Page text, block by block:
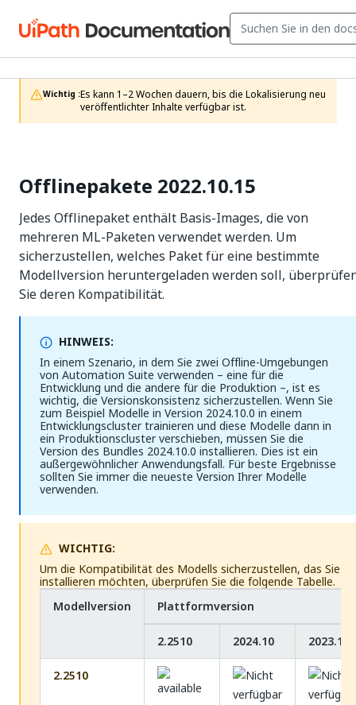
Wichtig :Es kann 1–2 Wochen dauern, bis die Lokalisierung neu
veröffentlichter Inhalte verfügbar ist.
Offlinepakete 2022.10.15
Jedes Offlinepaket enthält Basis-Images, die von
mehreren ML-Paketen verwendet werden. Um
sicherzustellen, welches Paket für eine bestimmte
Modellversion heruntergeladen werden soll,
Sie deren Kompatibilität.
HINWEIS:
In einem Szenario, in dem Sie zwei Offline-Umgebungen
von Automation Suite verwenden – eine für die
Entwicklung und die andere für die Produktion –, ist es
wichtig, die Versionskonsistenz sicherzustellen. Wenn Sie
zum Beispiel Modelle in Version 2024.10.0 in einem
Entwicklungscluster trainieren und diese Modelle dann in
ein Produktionscluster verschieben, müssen Sie die
Version des Bundles 2024.10.0 installieren. Dies ist ein
außergewöhnlicher Anwendungsfall. Für beste Ergebnisse
sollten Sie immer die neueste Version Ihrer Modelle
verwenden.
WICHTIG:
Um die Kompatibilität des Modells sicherzustellen, das Sie
installieren möchten, überprüfen Sie die folgende Tabelle.
Modellversion
Plattformversion
2.2510 2024.10 2023.10
2.2510